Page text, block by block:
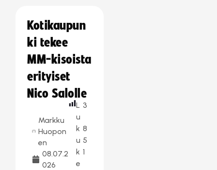
Kotikaupun
ki tekee
MM-kisoista
erityiset
Nico Salolle
Markku
Huopon
en
08.07.2
026
L
u
k
u
k
e
3
8
5
1